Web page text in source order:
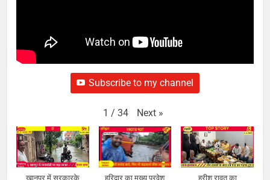
Subscribe to my channel
1 / 34 Next »
खानपुर में सरकारके
हरिद्वार का मुख्य प्रवेश
हरीश रावत का